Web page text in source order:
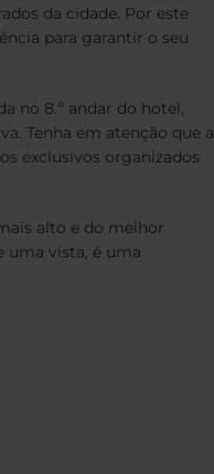
da cidade. Por este
para garantir o seu
no 8.º andar do hotel,
Tenha em atenção que a
exclusivos organizados
alto e do melhor
uma vista, é uma